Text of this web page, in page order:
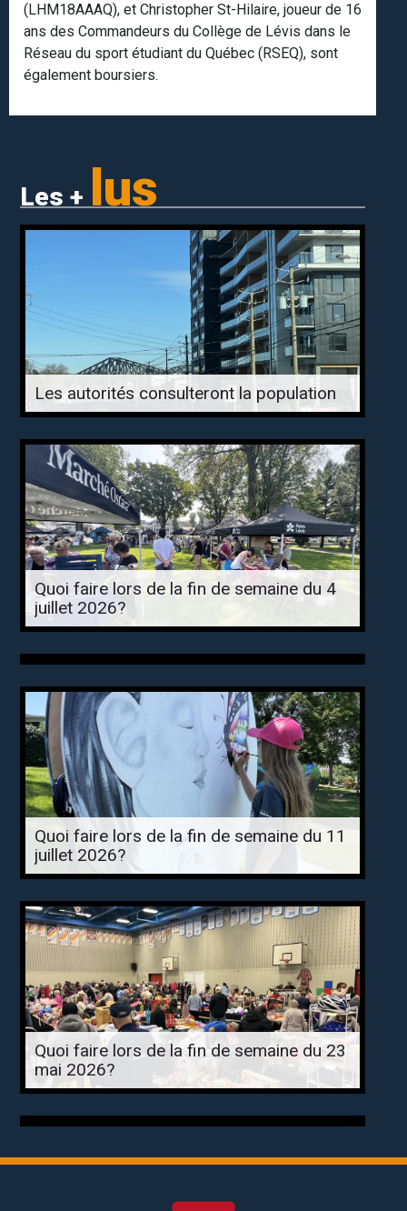
(LHM18AAAQ), et Christopher St-Hilaire, joueur de 16
ans des Commandeurs du Collège de Lévis dans le
Réseau du sport étudiant du Québec (RSEQ), sont
également boursiers.
Les + lus
Les autorités consulteront la population
Quoi faire lors de la fin de semaine du 4
juillet 2026?
Quoi faire lors de la fin de semaine du 11
juillet 2026?
Quoi faire lors de la fin de semaine du 23
mai 2026?